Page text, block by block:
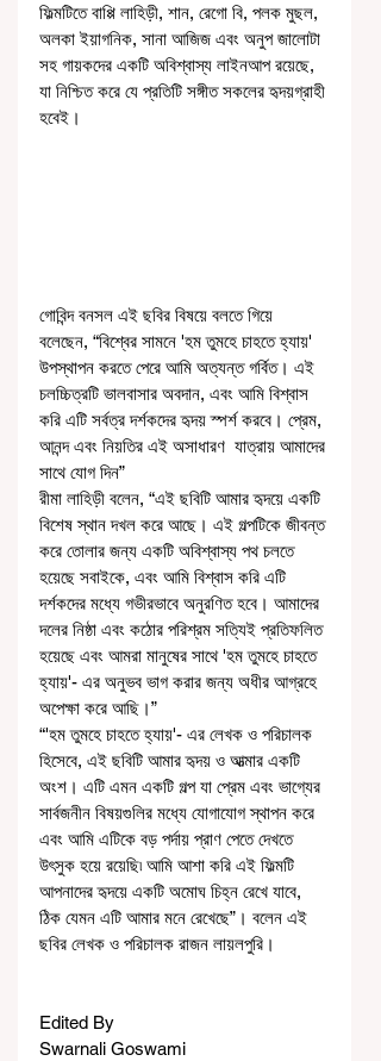
ফিল্মটিতে বাপ্পি লাহিড়ী, শান, রেগো বি, পলক মুছল,
অলকা ইয়াগনিক, সানা আজিজ এবং অনুপ জালোটা
সহ গায়কদের একটি অবিশ্বাস্য লাইনআপ রয়েছে,
যা নিশ্চিত করে যে প্রতিটি সঙ্গীত সকলের হৃদয়গ্রাহী
হবেই।
গোবিন্দ বনসল এই ছবির বিষয়ে বলতে গিয়ে
বলেছেন, “বিশ্বের সামনে 'হম তুমহে চাহতে হ্যায়'
উপস্থাপন করতে পেরে আমি অত্যন্ত গর্বিত। এই
চলচ্চিত্রটি ভালবাসার অবদান, এবং আমি বিশ্বাস
করি এটি সর্বত্র দর্শকদের হৃদয় স্পর্শ করবে। প্রেম,
আনন্দ এবং নিয়তির এই অসাধারণ  যাত্রায় আমাদের
সাথে যোগ দিন”
রীমা লাহিড়ী বলেন, “এই ছবিটি আমার হৃদয়ে একটি
বিশেষ স্থান দখল করে আছে। এই গল্পটিকে জীবন্ত
করে তোলার জন্য একটি অবিশ্বাস্য পথ চলতে
হয়েছে সবাইকে, এবং আমি বিশ্বাস করি এটি
দর্শকদের মধ্যে গভীরভাবে অনুরণিত হবে। আমাদের
দলের নিষ্ঠা এবং কঠোর পরিশ্রম সত্যিই প্রতিফলিত
হয়েছে এবং আমরা মানুষের সাথে 'হম তুমহে চাহতে
হ্যায়'- এর অনুভব ভাগ করার জন্য অধীর আগ্রহে
অপেক্ষা করে আছি।”
“'হম তুমহে চাহতে হ্যায়'- এর লেখক ও পরিচালক
হিসেবে, এই ছবিটি আমার হৃদয় ও আত্মার একটি
অংশ। এটি এমন একটি গল্প যা প্রেম এবং ভাগ্যের
সার্বজনীন বিষয়গুলির মধ্যে যোগাযোগ স্থাপন করে
এবং আমি এটিকে বড় পর্দায় প্রাণ পেতে দেখতে
উৎসুক হয়ে রয়েছি৷ আমি আশা করি এই ফিল্মটি
আপনাদের হৃদয়ে একটি অমোঘ চিহ্ন রেখে যাবে,
ঠিক যেমন এটি আমার মনে রেখেছে”। বলেন এই
ছবির লেখক ও পরিচালক রাজন লায়লপুরি।
Edited By
Swarnali Goswami